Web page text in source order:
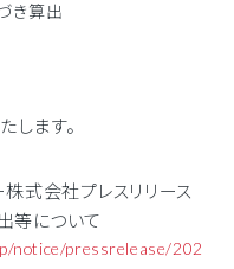
き算出
ます。
式会社プレスリリース
等について
notice/pressrelease/202